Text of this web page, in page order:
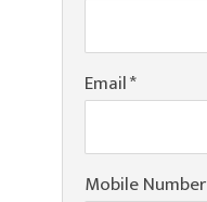
Email*
Mobile Number